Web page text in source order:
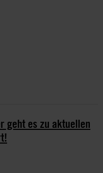
geht es zu aktuellen